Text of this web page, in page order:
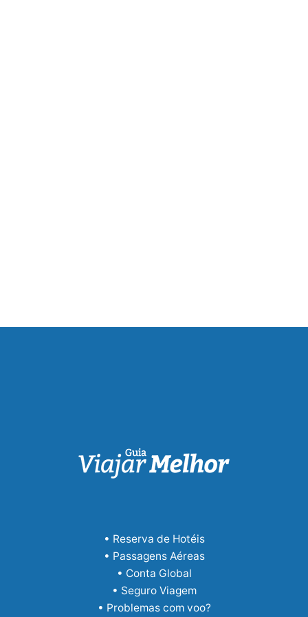
• Reserva de Hotéis
• Passagens Aéreas
• Conta Global
• Seguro Viagem
• Problemas com voo?